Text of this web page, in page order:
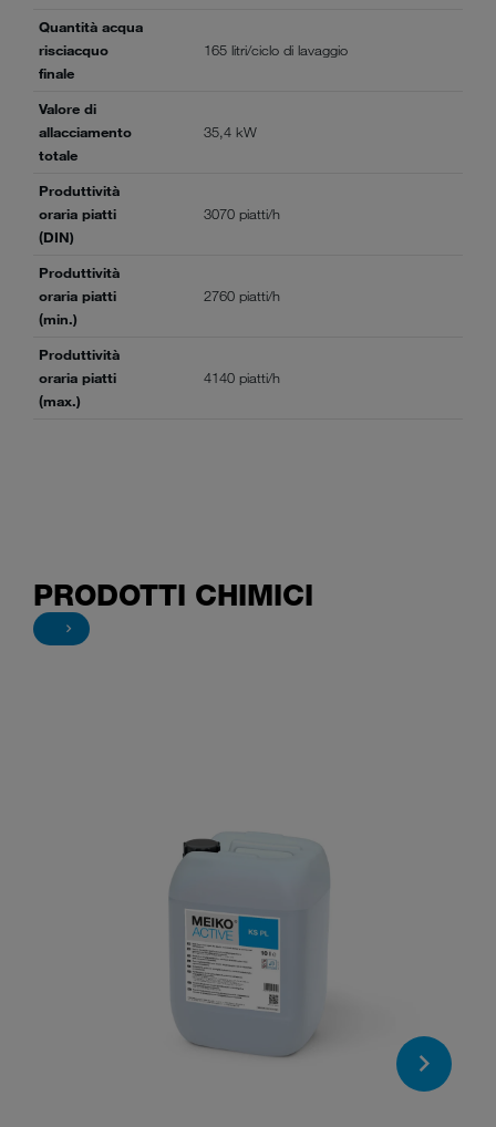
Quantità acqua
risciacquo
finale
165 litri/ciclo di lavaggio
Valore di
allacciamento
totale
35,4 kW
Produttività
oraria piatti
(DIN)
3070 piatti/h
Produttività
oraria piatti
(min.)
2760 piatti/h
Produttività
oraria piatti
(max.)
4140 piatti/h
PRODOTTI CHIMICI